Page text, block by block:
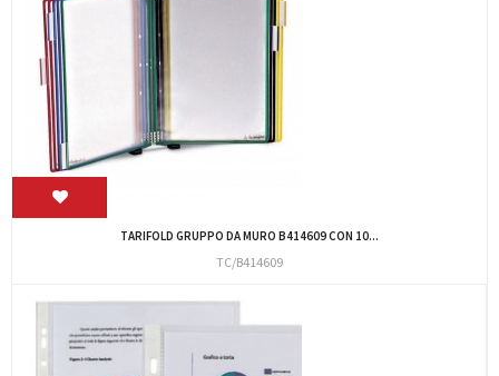
TARIFOLD GRUPPO DA MURO B414609 CON 10...
TC/B414609